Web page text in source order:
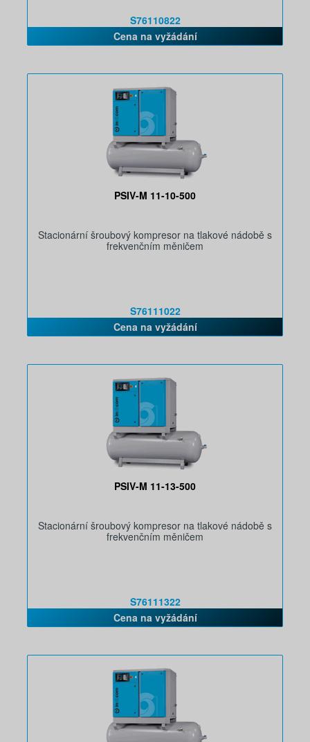
S76110822
Cena na vyžádání
PSIV-M 11-10-500
Stacionární šroubový kompresor na tlakové nádobě s
frekvenčním měničem
S76111022
Cena na vyžádání
PSIV-M 11-13-500
Stacionární šroubový kompresor na tlakové nádobě s
frekvenčním měničem
S76111322
Cena na vyžádání